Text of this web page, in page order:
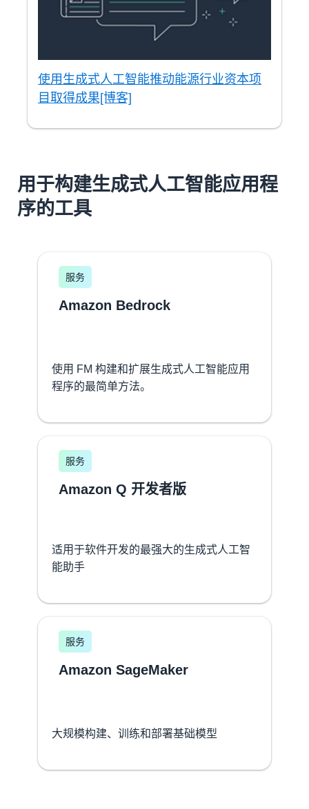
使用生成式人工智能推动能源行业资本项
目取得成果[博客]
用于构建生成式人工智能应用程
序的工具
服务
Amazon Bedrock
使用 FM 构建和扩展生成式人工智能应用
程序的最简单方法。
服务
Amazon Q 开发者版
适用于软件开发的最强大的生成式人工智
能助手
服务
Amazon SageMaker
大规模构建、训练和部署基础模型